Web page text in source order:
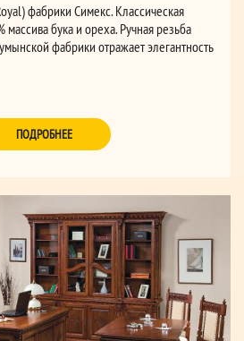
фабрики Симекс. Классическая
бука и ореха. Ручная резьба
фабрики отражает элегантность
ПОДРОБНЕЕ